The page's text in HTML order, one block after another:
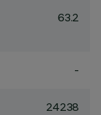
63.2
-
24238